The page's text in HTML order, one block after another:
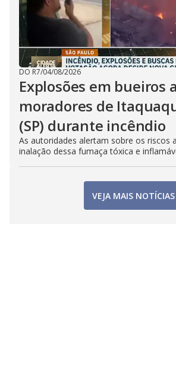
DO R7/04/08/2026
Explosões em bueiros
moradores de
(SP) durante incêndio
As autoridades alertam sobre os riscos
inalação dessa fumaça tóxica e
VEJA MAIS NOTÍCIAS